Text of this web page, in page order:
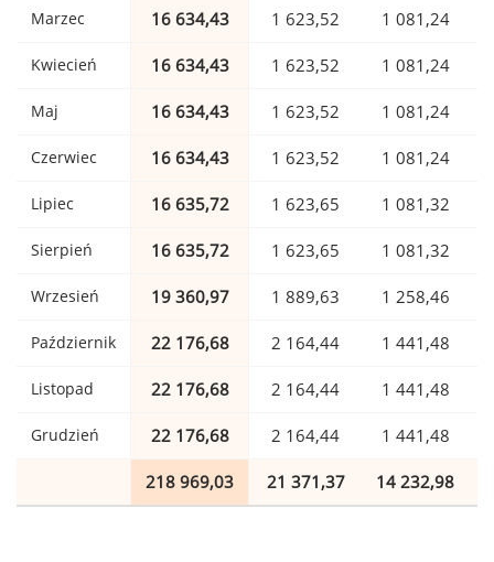
Marzec 16 634,43 1 623,52 1 081,24
Kwiecień 16 634,43 1 623,52 1 081,24
Maj 16 634,43 1 623,52 1 081,24
Czerwiec 16 634,43 1 623,52 1 081,24
Lipiec 16 635,72 1 623,65 1 081,32
Sierpień 16 635,72 1 623,65 1 081,32
Wrzesień 19 360,97 1 889,63 1 258,46
Październik 22 176,68 2 164,44 1 441,48
Listopad 22 176,68 2 164,44 1 441,48
Grudzień 22 176,68 2 164,44 1 441,48
218 969,03 21 371,37 14 232,98